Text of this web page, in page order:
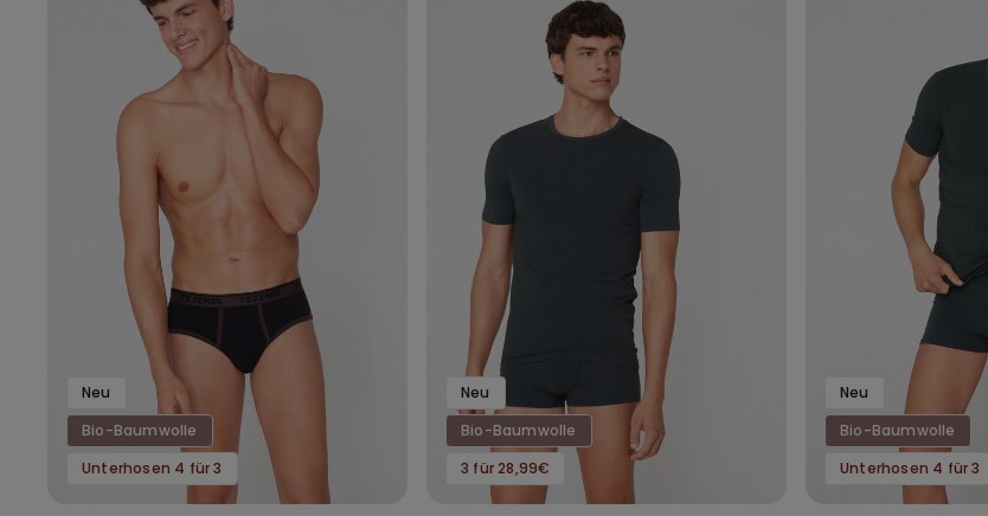
Neu
Bio-Baumwolle
Unterhosen 4 für 3
Neu
Bio-Baumwolle
3 für 28,99€
Neu
Bio-Baumwolle
Unterhosen 4 für 3